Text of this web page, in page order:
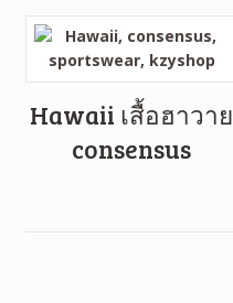
Hawaii เสื้อฮาวาย
consensus